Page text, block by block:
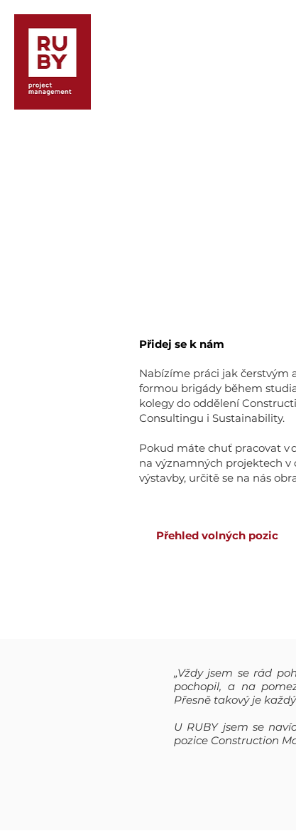
Přidej se k nám
Nabízíme práci jak
formou brigády během
kolegy do oddělení
Consultingu i Sustainability.
Pokud máte chuť pracovat v
na významných projektech
výstavby, určitě se na nás
Přehled volných pozic
„Vždy jsem se rád
pochopil, a na
Přesně takový je
U RUBY jsem se
pozice Construction